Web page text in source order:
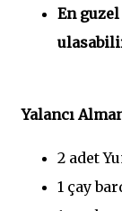
En
Yalancı
2 adet
1 çay